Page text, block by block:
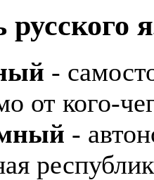
-
от кого-
-